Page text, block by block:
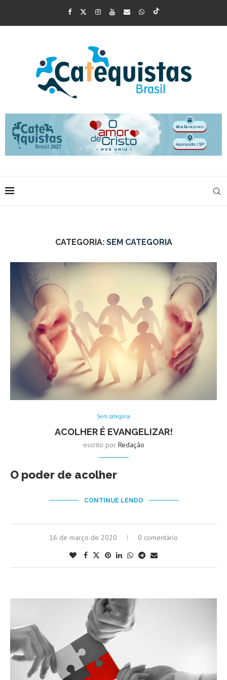
CATEGORIA: SEM CATEGORIA
Sem categoria
ACOLHER É EVANGELIZAR!
escrito por Redação
O poder de acolher
CONTINUE LENDO
16 de março de 2020 0 comentário